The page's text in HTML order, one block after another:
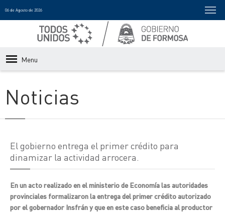
06 de Agosto de 2026
Menu
Noticias
El gobierno entrega el primer crédito para
dinamizar la actividad arrocera.
En un acto realizado en el ministerio de Economía las autoridades
provinciales formalizaron la entrega del primer crédito autorizado
por el gobernador Insfrán y que en este caso beneficia al productor